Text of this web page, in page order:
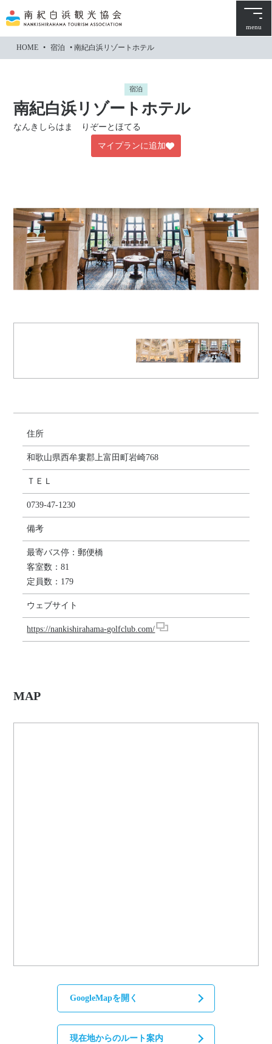
文
に
menu
HOME • 宿泊 •南紀白浜リゾートホテル
宿泊
南紀白浜リゾートホテル
なんきしらはま りぞーとほてる
マイプランに追加
住所
和歌山県西牟婁郡上富田町岩崎768
ＴＥＬ
0739-47-1230
備考
最寄バス停：郵便橋
客室数：81
定員数：179
ウェブサイト
https://nankishirahama-golfclub.com/
MAP
GoogleMapを開く
現在地からのルート案内